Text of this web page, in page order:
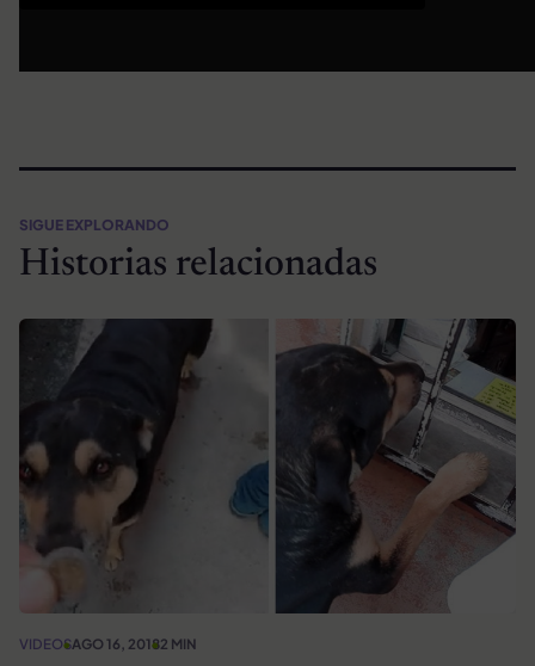
SIGUE EXPLORANDO
Historias relacionadas
VIDEOSAGO 16, 20182 MIN